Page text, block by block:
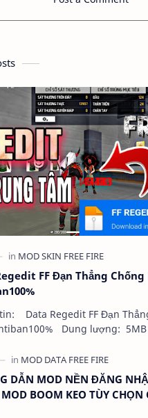
FF Đạn Thẳng Chống
Data Regedit FF Đạn
lượng: 5MB Chức năng: -
DẪN MOD NỀN ĐĂNG
BOOM KEO TÙY CHỌN